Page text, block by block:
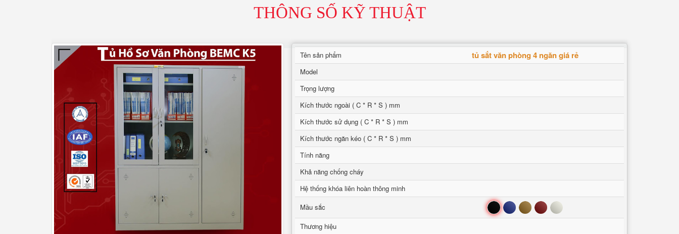
THÔNG SỐ KỸ THUẬT
Tên sản phẩm tủ sắt văn phòng 4 ngăn giá rẻ
Model
Trọng lượng
Kích thước ngoài ( C * R * S ) mm
Kích thước sử dụng ( C * R * S ) mm
Kích thước ngăn kéo ( C * R * S ) mm
Tính năng
Khả năng chống cháy
Hệ thống khóa liên hoàn thông minh
Mầu sắc
Đen Xanh Nâu Đỏ Trắng
Thương hiệu